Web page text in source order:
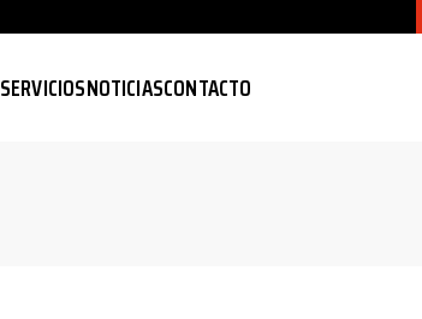
SERVICIOSNOTICIASCONTACTO